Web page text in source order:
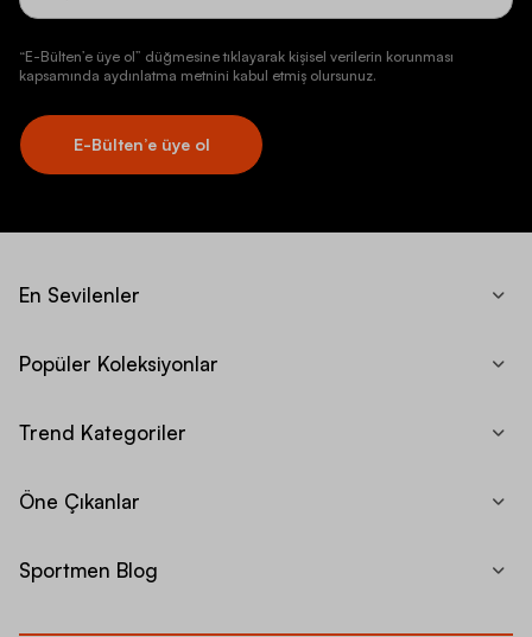
“E-Bülten’e üye ol” düğmesine tıklayarak kişisel verilerin korunması
kapsamında aydınlatma metnini kabul etmiş olursunuz.
E-Bülten’e üye ol
En Sevilenler
Popüler Koleksiyonlar
Trend Kategoriler
Öne Çıkanlar
Sportmen Blog